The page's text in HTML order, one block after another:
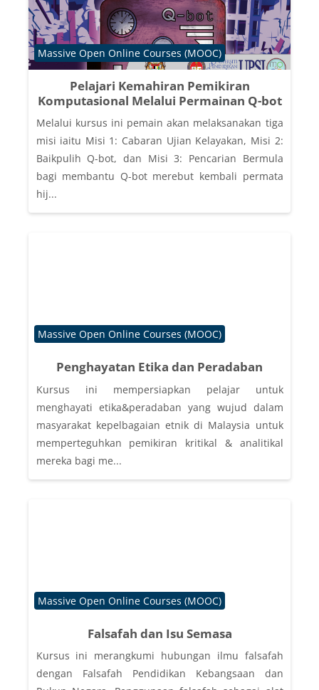
Pelajari Kemahiran Pemikiran
Komputasional Melalui Permainan Q-bot
Course category
Massive Open Online Courses (MOOC)
Melalui kursus ini pemain akan melaksanakan tiga
misi iaitu Misi 1: Cabaran Ujian Kelayakan, Misi 2:
Baikpulih Q-bot, dan Misi 3: Pencarian Bermula
bagi membantu Q-bot merebut kembali permata
hij...
Penghayatan Etika dan Peradaban
Course category
Massive Open Online Courses (MOOC)
Kursus ini mempersiapkan pelajar untuk
menghayati etika&peradaban yang wujud dalam
masyarakat kepelbagaian etnik di Malaysia untuk
memperteguhkan pemikiran kritikal & analitikal
mereka bagi me...
Falsafah dan Isu Semasa
Course category
Massive Open Online Courses (MOOC)
Kursus ini merangkumi hubungan ilmu falsafah
dengan Falsafah Pendidikan Kebangsaan dan